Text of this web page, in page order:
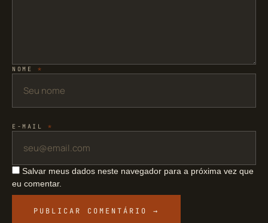
NOME *
E-MAIL *
Salvar meus dados neste navegador para a próxima vez que
eu comentar.